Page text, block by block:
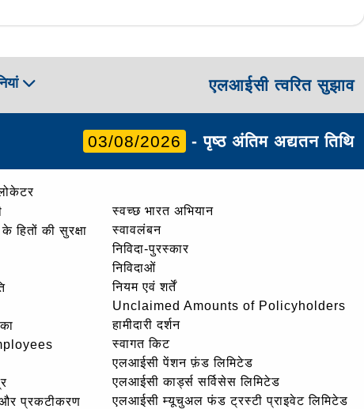
एलआईसी त्वरित सुझाव
03/08/2026 - पृष्ठ अंतिम अद्यतन तिथि
हितों की सुरक्षा
और प्रकटीकरण
स्वच्छ भारत अभियान
स्वावलंबन
निविदा-पुरस्कार
निविदाओं
नियम एवं शर्तें
Unclaimed Amounts of Policyholders
हामीदारी दर्शन
स्वागत किट
एलआईसी पेंशन फ़ंड लिमिटेड
एलआईसी कार्ड्स सर्विसेस लिमिटेड
एलआईसी म्यूचुअल फंड ट्रस्टी प्राइवेट लिमिटेड